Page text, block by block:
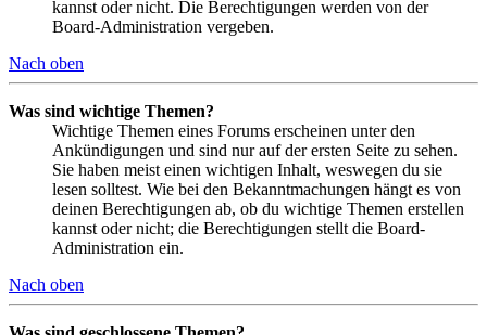
kannst oder nicht. Die Berechtigungen werden von der
Board-Administration vergeben.
Nach oben
Was sind wichtige Themen?
Wichtige Themen eines Forums erscheinen unter den
Ankündigungen und sind nur auf der ersten Seite zu sehen.
Sie haben meist einen wichtigen Inhalt, weswegen du sie
lesen solltest. Wie bei den Bekanntmachungen hängt es von
deinen Berechtigungen ab, ob du wichtige Themen erstellen
kannst oder nicht; die Berechtigungen stellt die Board-
Administration ein.
Nach oben